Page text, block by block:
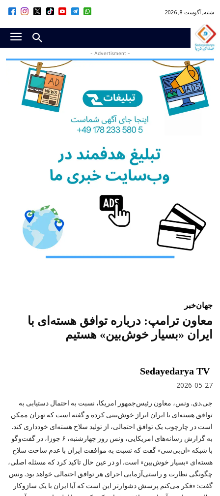
شنبه, آگوست 8, 2026
- Advertisment -
جهانخبر
معاون ترامپ: درباره توافق هسته‌ای با
ایران «بسیار خوش‌بین» هستیم
Sedayedarya TV
2026-05-27
جی.دی. ونس، معاون رئیس‌جمهور امریکا، نسبت به احتمال دستیابی به
توافق هسته‌ای با ایران ابراز خوش‌بینی کرده و گفته است که تهران ممکن
است در چارچوب یک توافق احتمالی، از تولید سلاح هسته‌ای خودداری کند.
به گزارش رسانه‌های امریکایی، ونس روز چهارشنبه، ۶ جوزا، در گفت‌وگو
با شبکه «ان‌بی‌سی» گفت که نسبت به موافقت ایران با عدم ساخت سلاح
هسته‌ای «بسیار خوش‌بین» است. او در عین حال تاکید کرد که مسئله اصلی،
چگونگی نظارت و راستی‌آزمایی اجرای هر توافق احتمالی خواهد بود. ونس
گفت: «فکر می‌کنم پرسش دشوارتر این است که آیا ایران با یک سازوکار